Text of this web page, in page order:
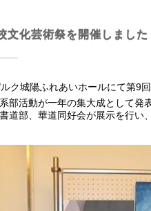
化芸術祭を開催しました
ク城陽ふれあいホールにて第9
部活動が一年の集大成として発
道部、華道同好会が展示を行い